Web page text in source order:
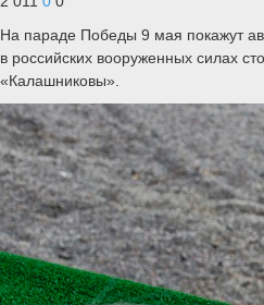
На параде Победы 9 мая покажут
в российских вооруженных силах
«Калашниковы».